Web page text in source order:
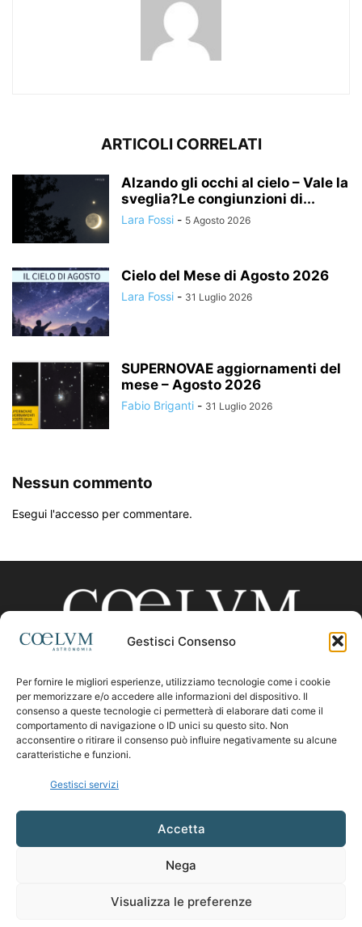
Gestisci Consenso
Per fornire le migliori esperienze, utilizziamo tecnologie come i cookie
per memorizzare e/o accedere alle informazioni del dispositivo. Il
consenso a queste tecnologie ci permetterà di elaborare dati come il
comportamento di navigazione o ID unici su questo sito. Non
acconsentire o ritirare il consenso può influire negativamente su alcune
caratteristiche e funzioni.
Gestisci servizi
Accetta
Nega
Visualizza le preferenze
ARTICOLI CORRELATI
Alzando gli occhi al cielo – Vale la
sveglia?Le congiunzioni di...
Lara Fossi - 5 Agosto 2026
Cielo del Mese di Agosto 2026
Lara Fossi - 31 Luglio 2026
SUPERNOVAE aggiornamenti del
mese – Agosto 2026
Fabio Briganti - 31 Luglio 2026
Nessun commento
Esegui l'accesso per commentare.
CHI SIAMO
Contattaci:coelumastro@coelum.com